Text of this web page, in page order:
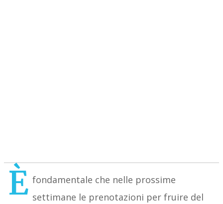
È fondamentale che nelle prossime
settimane le prenotazioni per fruire del